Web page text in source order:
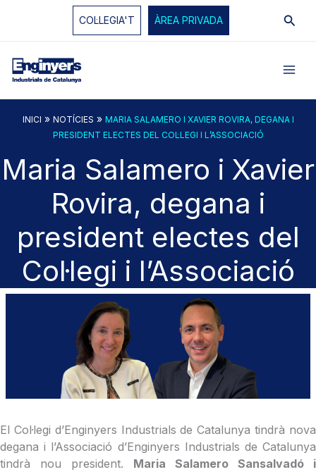
COL·LEGIA'T ÀREA PRIVADA
INICI » NOTÍCIES » MARIA SALAMERO I XAVIER ROVIRA, DEGANA I
PRESIDENT ELECTES DEL COL·LEGI I L’ASSOCIACIÓ
Maria Salamero i Xavier
Rovira, degana i
president electes del
Col·legi i l’Associació
El Col·legi d’Enginyers Industrials de Catalunya tindrà nova
degana i l’Associació d’Enginyers Industrials de Catalunya
tindrà nou president. Maria Salamero Sansalvadó i